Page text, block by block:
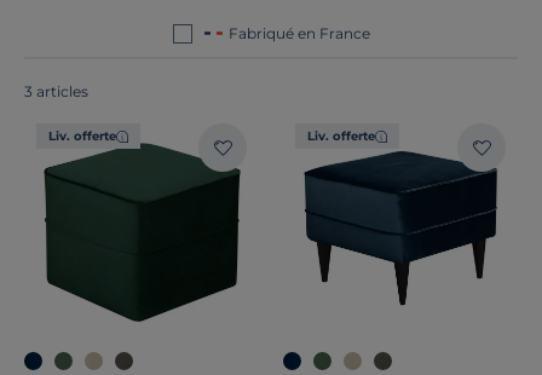
Fabriqué en France
3 articles
Liv. offerte Liv. offerte
Convertible
Largeur
Hauteur